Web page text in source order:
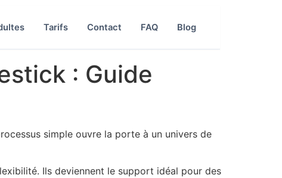
Tarifs Contact FAQ Blog
: Guide
simple ouvre la porte à un univers de
Ils deviennent le support idéal pour des